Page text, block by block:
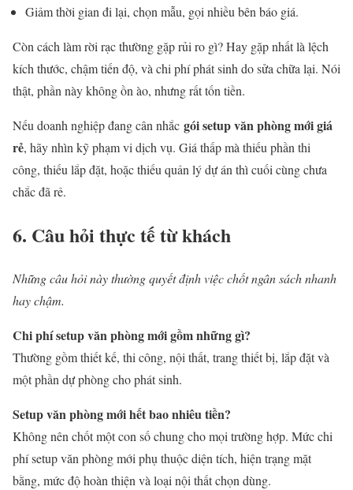
Giảm thời gian đi lại, chọn mẫu, gọi nhiều bên báo giá.
Còn cách làm rời rạc thường gặp rủi ro gì? Hay gặp nhất là lệch
kích thước, chậm tiến độ, và chi phí phát sinh do sửa chữa lại. Nói
thật, phần này không ồn ào, nhưng rất tốn tiền.
Nếu doanh nghiệp đang cân nhắc gói setup văn phòng mới giá
rẻ, hãy nhìn kỹ phạm vi dịch vụ. Giá thấp mà thiếu phần thi
công, thiếu lắp đặt, hoặc thiếu quản lý dự án thì cuối cùng chưa
chắc đã rẻ.
6. Câu hỏi thực tế từ khách
Những câu hỏi này thường quyết định việc chốt ngân sách nhanh
hay chậm.
Chi phí setup văn phòng mới gồm những gì?
Thường gồm thiết kế, thi công, nội thất, trang thiết bị, lắp đặt và
một phần dự phòng cho phát sinh.
Setup văn phòng mới hết bao nhiêu tiền?
Không nên chốt một con số chung cho mọi trường hợp. Mức chi
phí setup văn phòng mới phụ thuộc diện tích, hiện trạng mặt
bằng, mức độ hoàn thiện và loại nội thất chọn dùng.